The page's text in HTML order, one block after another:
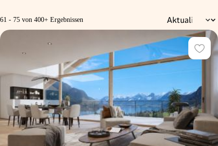
61 - 75 von 400+ Ergebnissen